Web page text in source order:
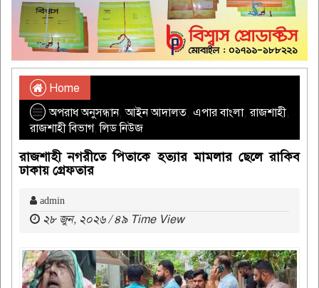
Home
অপরাধ অনুসন্ধান,আইন আদালত, এপার বাংলা,রাজশাহী,
রাজশাহী বিভাগ,লিড নিউজ
রাজশাহী নগরীতে পিতাকে হত্যার মামলার ছেলে রাকিব
ঢাকায় গ্রেফতার
admin
২৮ জুন, ২০২৬ / ৪৯ Time View